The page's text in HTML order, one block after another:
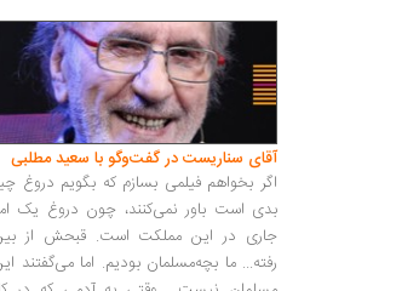
آقای سناریست در گفت‌وگو با سعید مطلبی
اگر بخواهم فیلمی بسازم که بگویم دروغ
بدی است باور نمی‌کنند، چون دروغ یک
جاری در این مملکت است. قبحش از
رفته... ما بچه‌مسلمان بودیم. اما می‌گفتند